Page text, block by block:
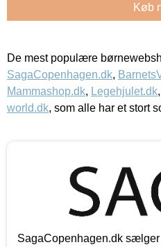
Køb
De mest populære
SagaCopenhagen.dk,
Mammashop.dk, Legehjulet.dk,
world.dk, som alle har et stort
SagaCopenhagen.dk